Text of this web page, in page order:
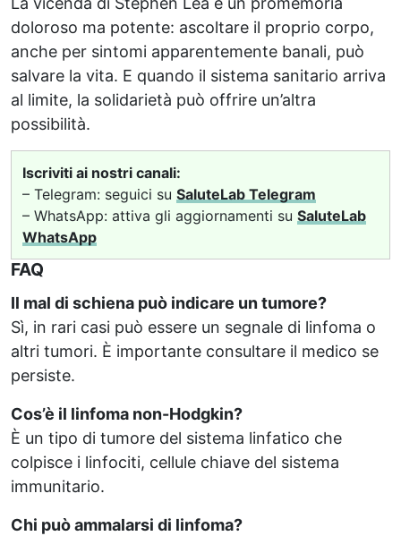
doloroso ma potente: ascoltare il proprio corpo,
anche per sintomi apparentemente banali, può
salvare la vita. E quando il sistema sanitario arriva
al limite, la solidarietà può offrire un’altra
possibilità.
Iscriviti ai nostri canali:
– Telegram: seguici su SaluteLab Telegram
– WhatsApp: attiva gli aggiornamenti su SaluteLab
WhatsApp
FAQ
Il mal di schiena può indicare un tumore?
Sì, in rari casi può essere un segnale di linfoma o
altri tumori. È importante consultare il medico se
persiste.
Cos’è il linfoma non-Hodgkin?
È un tipo di tumore del sistema linfatico che
colpisce i linfociti, cellule chiave del sistema
immunitario.
Chi può ammalarsi di linfoma?